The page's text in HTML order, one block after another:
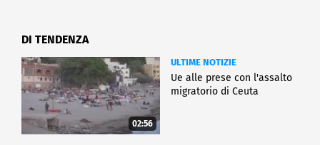
DI TENDENZA
02:56
ULTIME NOTIZIE
Ue alle prese con l'assalto
migratorio di Ceuta